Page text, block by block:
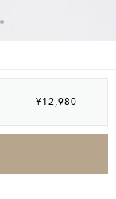
¥12,980